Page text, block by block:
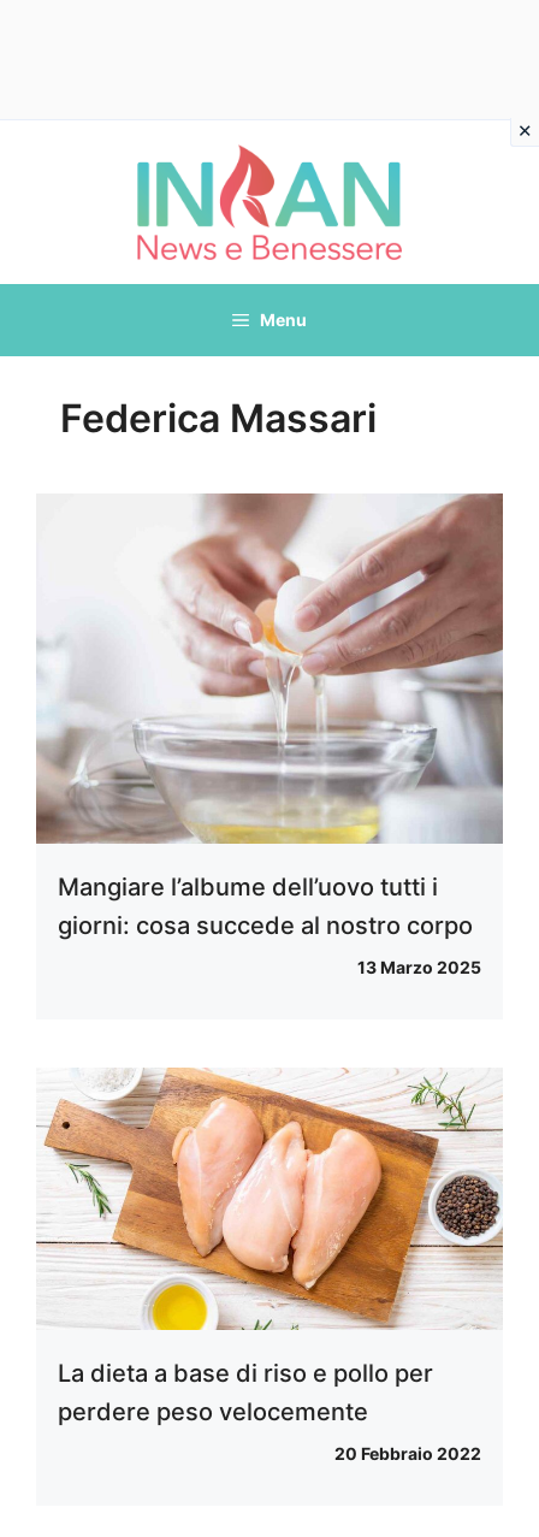
Menu
Federica Massari
Mangiare l’albume dell’uovo tutti i
giorni: cosa succede al nostro corpo
13 Marzo 2025
La dieta a base di riso e pollo per
perdere peso velocemente
20 Febbraio 2022